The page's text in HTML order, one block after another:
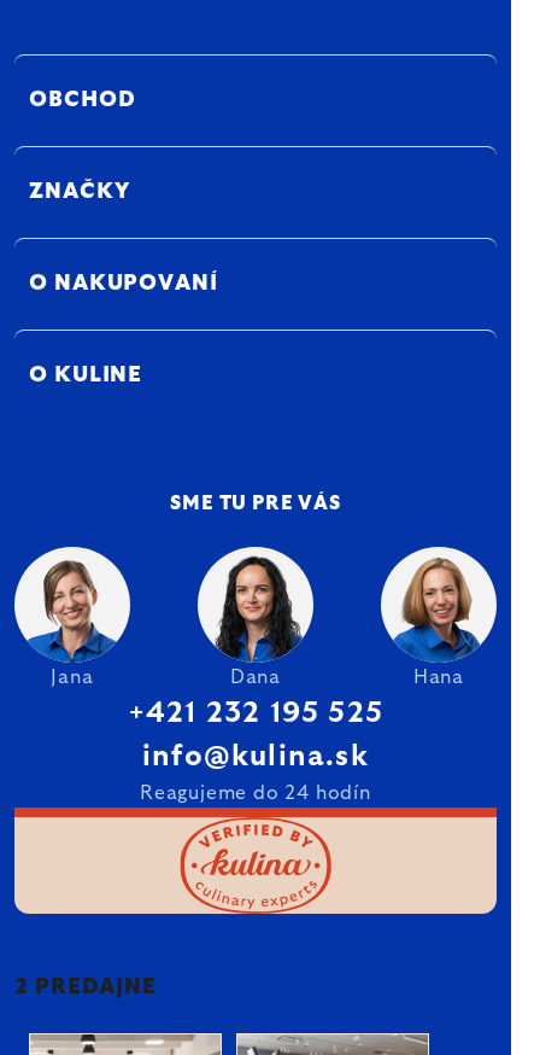
OBCHOD
ZNAČKY
O NAKUPOVANÍ
O KULINE
SME TU PRE VÁS
Jana Dana Hana
+421 232 195 525
info@kulina.sk
Reagujeme do 24 hodín
2 PREDAJNE